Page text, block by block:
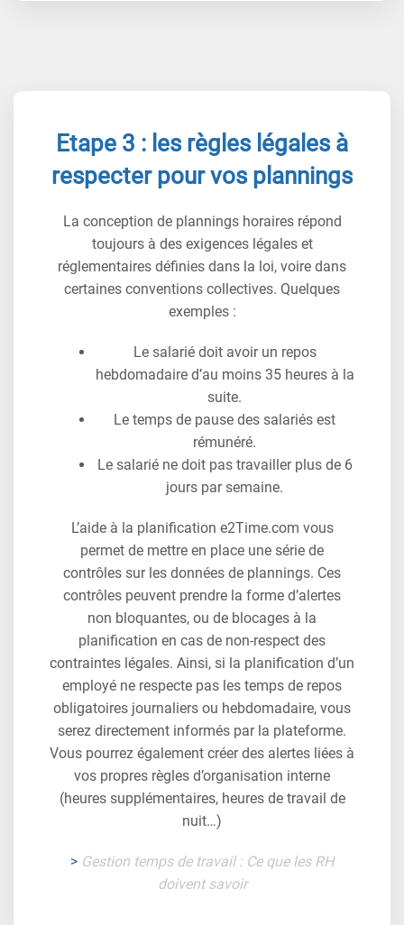
Etape 3 : les règles légales à
respecter pour vos plannings
La conception de plannings horaires répond
toujours à des exigences légales et
réglementaires définies dans la loi, voire dans
certaines conventions collectives. Quelques
exemples :
Le salarié doit avoir un repos
hebdomadaire d’au moins 35 heures à la
suite.
Le temps de pause des salariés est
rémunéré.
Le salarié ne doit pas travailler plus de 6
jours par semaine.
L’aide à la planification e2Time.com vous
permet de mettre en place une série de
contrôles sur les données de plannings. Ces
contrôles peuvent prendre la forme d’alertes
non bloquantes, ou de blocages à la
planification en cas de non-respect des
contraintes légales. Ainsi, si la planification d’un
employé ne respecte pas les temps de repos
obligatoires journaliers ou hebdomadaire, vous
serez directement informés par la plateforme.
Vous pourrez également créer des alertes liées à
vos propres règles d’organisation interne
(heures supplémentaires, heures de travail de
nuit…)
> Gestion temps de travail : Ce que les RH
doivent savoir